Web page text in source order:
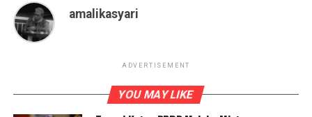
amalikasyari
ADVERTISEMENT
YOU MAY LIKE